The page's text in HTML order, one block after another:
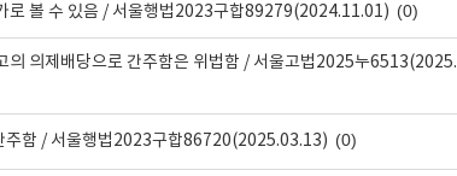
로 볼 수 있음 / 서울행법2023구합89279(2024.11.01) (0)
의 의제배당으로 간주함은 위법함 / 서울고법2025누6513(2025.
주함 / 서울행법2023구합86720(2025.03.13) (0)